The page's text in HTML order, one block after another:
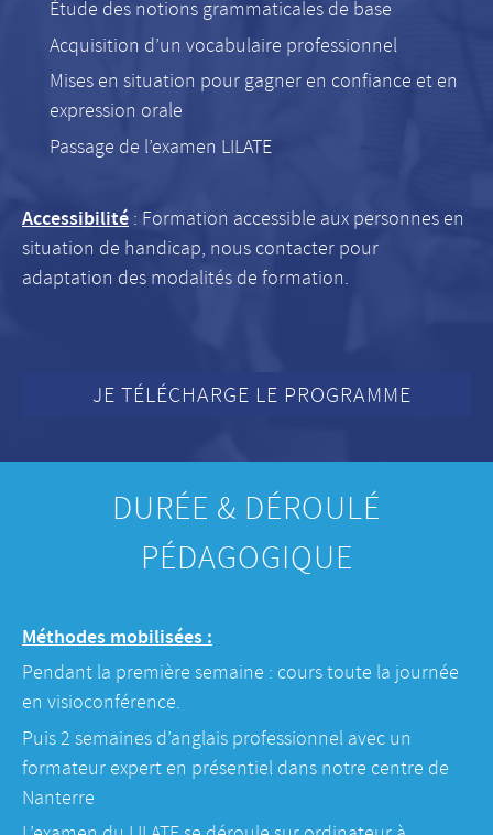
Étude des notions grammaticales de base
Acquisition d’un vocabulaire professionnel
Mises en situation pour gagner en confiance et en
expression orale
Passage de l’examen LILATE
Accessibilité : Formation accessible aux personnes en
situation de handicap, nous contacter pour
adaptation des modalités de formation.
JE TÉLÉCHARGE LE PROGRAMME
DURÉE & DÉROULÉ
PÉDAGOGIQUE
Méthodes mobilisées :
​Pendant la première semaine : cours toute la journée
en visioconférence.
​Puis 2 semaines d’anglais professionnel avec un
formateur expert en présentiel dans notre centre de
Nanterre